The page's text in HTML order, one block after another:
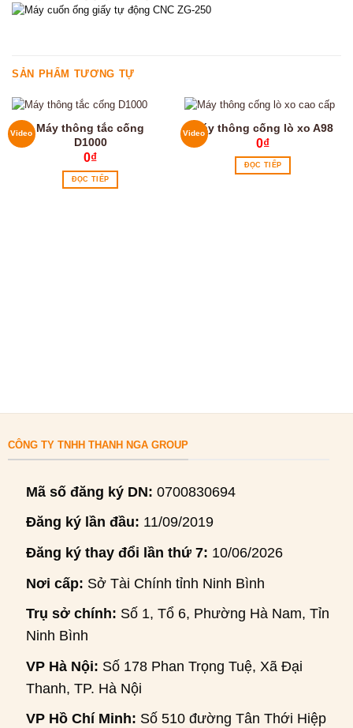
SẢN PHẨM TƯƠNG TỰ
Video Máy thông tắc cống
D1000
0₫
ĐỌC TIẾP
VideoMáy thông cống lò xo A98
0₫
ĐỌC TIẾP
CÔNG TY TNHH THANH NGA GROUP
Mã số đăng ký DN: 0700830694
Đăng ký lần đầu: 11/09/2019
Đăng ký thay đổi lần thứ 7: 10/06/2026
Nơi cấp: Sở Tài Chính tỉnh Ninh Bình
Trụ sở chính: Số 1, Tổ 6, Phường Hà Nam, Tỉnh
Ninh Bình
VP Hà Nội: Số 178 Phan Trọng Tuệ, Xã Đại
Thanh, TP. Hà Nội
VP Hồ Chí Minh: Số 510 đường Tân Thới Hiệp